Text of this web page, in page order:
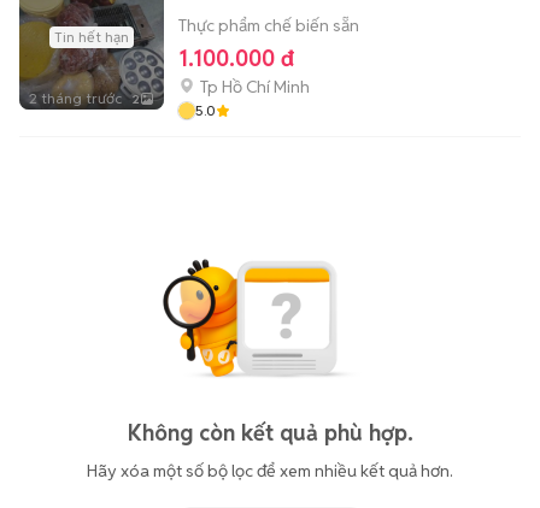
Tin hết hạn
2 tháng trước 2
Thực phẩm chế biến sẵn
1.100.000 đ
Tp Hồ Chí Minh
5.0
Không còn kết quả phù hợp.
Hãy xóa một số bộ lọc để xem nhiều kết quả hơn.